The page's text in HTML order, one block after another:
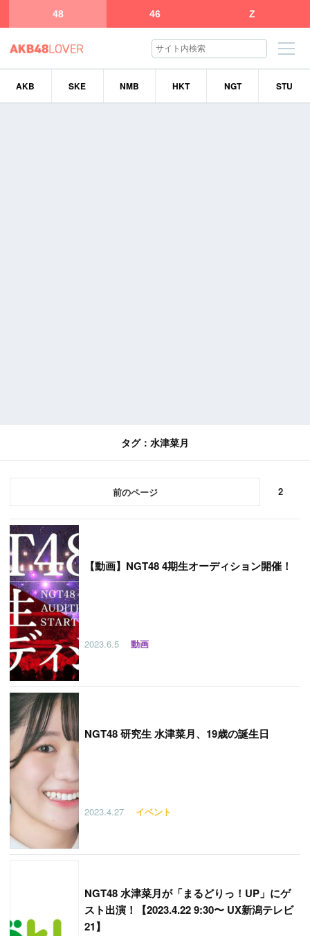
48 46 Z
AKB SKE NMB HKT NGT STU
タグ：水津菜月
前 2
【動画】NGT48 4期生オーディション開催！
2023.6.5 動画
NGT48 研究生 水津菜月、19歳の誕生日
2023.4.27 イベント
NGT48 水津菜月が「まるどりっ！UP」にゲ
スト出演！【2023.4.22 9:30〜 UX新潟テレビ
21】